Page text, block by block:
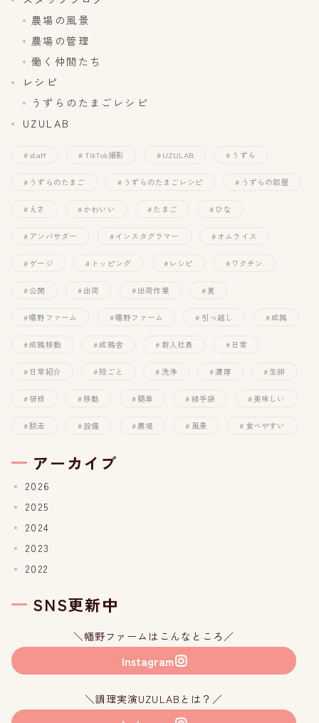
農場の風景
農場の管理
働く仲間たち
レシピ
うずらのたまごレシピ
UZULAB
staff TikTok撮影 UZULAB うずら
うずらのたまご うずらのたまごレシピ うずらの部屋
えさ かわいい たまご ひな
アンバサダー インスタグラマー オムライス
ゲージ トッピング レシピ ワクチン
公開 出荷 出荷作業 夏
幡野ファーム 幡野ファーム 引っ越し 成鶉
成鶉移動 成鶉舎 新入社員 日常
日常紹介 殻ごと 洗浄 濃厚 生卵
研修 移動 簡単 緑手袋 美味しい
脱走 設備 農場 風景 食べやすい
アーカイブ
2026
2025
2024
2023
2022
SNS更新中
＼幡野ファームはこんなところ／
Instagram
＼調理実演UZULABとは？／